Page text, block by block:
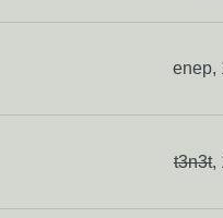
enep,
t3n3t,